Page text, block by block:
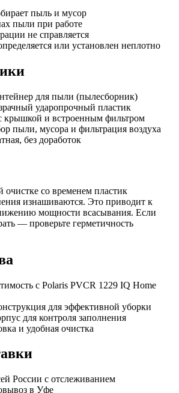
пыль и мусор
пыли при работе
не справляется
или установлен неплотно
для пыли (пылесборник)
ударопрочный пластик
крышкой и встроенным фильтром
пыли, мусора и фильтрация воздуха
без доработок
очистке со временем пластик
изнашиваются. Это приводит к
мощности всасывания. Если
— проверьте герметичность
с Polaris PVCR 1229 IQ Home
для эффективной уборки
для контроля заполнения
и удобная очистка
России с отслеживанием
в Уфе